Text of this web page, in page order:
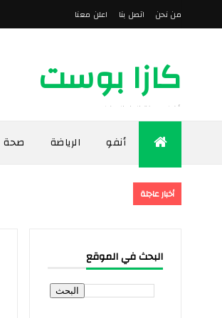
من نحن اتصل بنا اعلن معنا
كازا بوست
أخبار مدينة الدار البيضاء
أنفو الرياضة صحة
أخبار عاجلة
البحث في الموقع